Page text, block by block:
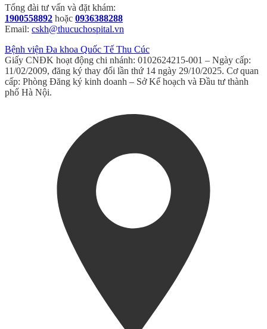
Tổng đài tư vấn và đặt khám:
1900558892 hoặc 0936388288
Email: cskh@thucuchospital.vn
Bệnh viện Đa khoa Quốc Tế Thu Cúc
Giấy CNĐK hoạt động chi nhánh: 0102624215-001 – Ngày cấp:
11/02/2009, đăng ký thay đổi lần thứ 14 ngày 29/10/2025. Cơ quan
cấp: Phòng Đăng ký kinh doanh – Sở Kế hoạch và Đầu tư thành
phố Hà Nội.